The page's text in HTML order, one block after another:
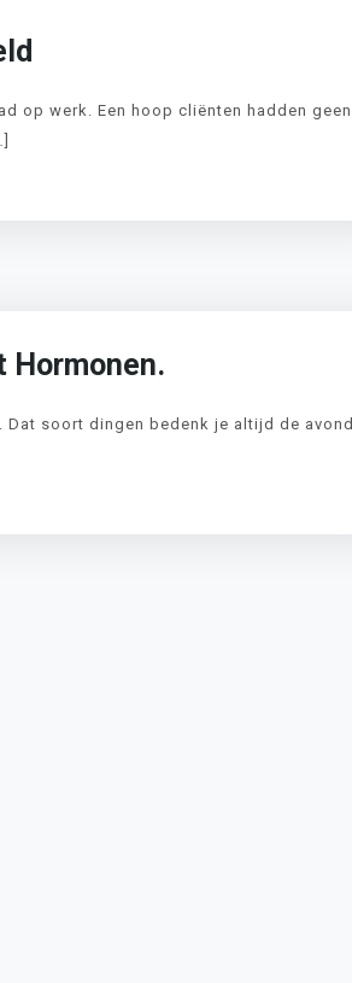
op werk. Een hoop cliënten hadden geen
Hormonen.
soort dingen bedenk je altijd de avond